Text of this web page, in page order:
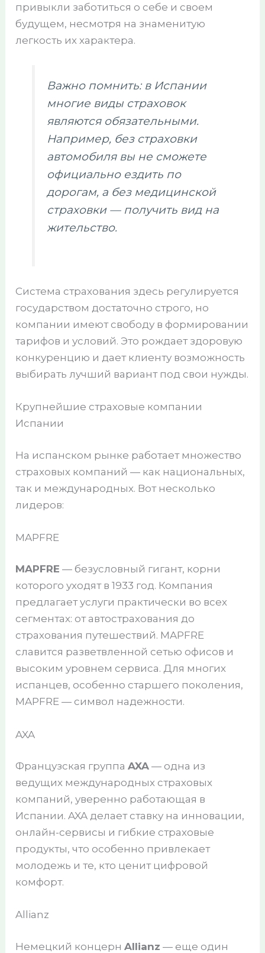
привыкли заботиться о себе и своем
будущем, несмотря на знаменитую
легкость их характера.
Важно помнить: в Испании
многие виды страховок
являются обязательными.
Например, без страховки
автомобиля вы не сможете
официально ездить по
дорогам, а без медицинской
страховки — получить вид на
жительство.
Система страхования здесь регулируется
государством достаточно строго, но
компании имеют свободу в формировании
тарифов и условий. Это рождает здоровую
конкуренцию и дает клиенту возможность
выбирать лучший вариант под свои нужды.
Крупнейшие страховые компании
Испании
На испанском рынке работает множество
страховых компаний — как национальных,
так и международных. Вот несколько
лидеров:
MAPFRE
MAPFRE — безусловный гигант, корни
которого уходят в 1933 год. Компания
предлагает услуги практически во всех
сегментах: от автострахования до
страхования путешествий. MAPFRE
славится разветвленной сетью офисов и
высоким уровнем сервиса. Для многих
испанцев, особенно старшего поколения,
MAPFRE — символ надежности.
AXA
Французская группаAXA — одна из
ведущих международных страховых
компаний, уверенно работающая в
Испании. AXA делает ставку на инновации,
онлайн-сервисы и гибкие страховые
продукты, что особенно привлекает
молодежь и те, кто ценит цифровой
комфорт.
Allianz
Немецкий концернAllianz — еще один